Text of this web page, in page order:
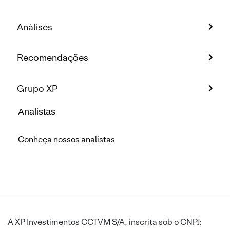
Análises
Recomendações
Grupo XP
Analistas
Conheça nossos analistas
A XP Investimentos CCTVM S/A, inscrita sob o CNPJ: